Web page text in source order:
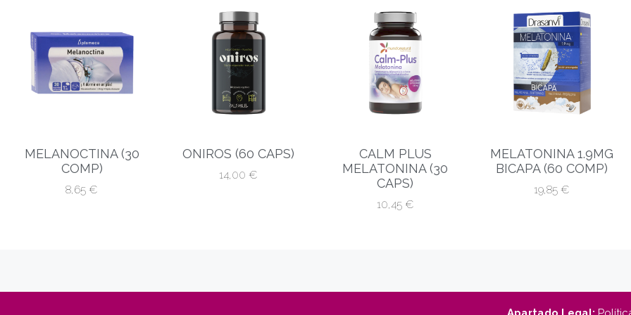
MELANOCTINA (30
COMP)
8,65€
ONIROS (60 CAPS)
14,00€
CALM PLUS
MELATONINA (30
CAPS)
10,45 €
MELATONINA 1.9MG
BICAPA (60 COMP)
19,85€